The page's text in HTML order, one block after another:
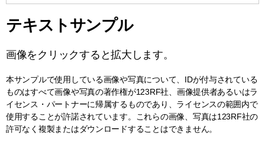
テキストサンプル
画像をクリックすると拡大します。
本サンプルで使用している画像や写真について、IDが付与されている
ものはすべて画像や写真の著作権が123RF社、画像提供者あるいはラ
イセンス・パートナーに帰属するものであり、ライセンスの範囲内で
使用することが許諾されています。これらの画像、写真は123RF社の
許可なく複製またはダウンロードすることはできません。